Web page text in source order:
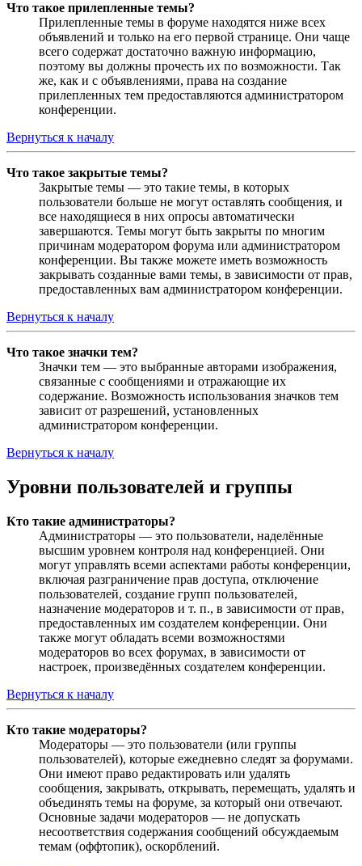
Что такое прилепленные темы?
Прилепленные темы в форуме находятся ниже всех
объявлений и только на его первой странице. Они чаще
всего содержат достаточно важную информацию,
поэтому вы должны прочесть их по возможности. Так
же, как и с объявлениями, права на создание
прилепленных тем предоставляются администратором
конференции.
Вернуться к началу
Что такое закрытые темы?
Закрытые темы — это такие темы, в которых
пользователи больше не могут оставлять сообщения, и
все находящиеся в них опросы автоматически
завершаются. Темы могут быть закрыты по многим
причинам модератором форума или администратором
конференции. Вы также можете иметь возможность
закрывать созданные вами темы, в зависимости от прав,
предоставленных вам администратором конференции.
Вернуться к началу
Что такое значки тем?
Значки тем — это выбранные авторами изображения,
связанные с сообщениями и отражающие их
содержание. Возможность использования значков тем
зависит от разрешений, установленных
администратором конференции.
Вернуться к началу
Уровни пользователей и группы
Кто такие администраторы?
Администраторы — это пользователи, наделённые
высшим уровнем контроля над конференцией. Они
могут управлять всеми аспектами работы конференции,
включая разграничение прав доступа, отключение
пользователей, создание групп пользователей,
назначение модераторов и т. п., в зависимости от прав,
предоставленных им создателем конференции. Они
также могут обладать всеми возможностями
модераторов во всех форумах, в зависимости от
настроек, произведённых создателем конференции.
Вернуться к началу
Кто такие модераторы?
Модераторы — это пользователи (или группы
пользователей), которые ежедневно следят за форумами.
Они имеют право редактировать или удалять
сообщения, закрывать, открывать, перемещать, удалять и
объединять темы на форуме, за который они отвечают.
Основные задачи модераторов — не допускать
несоответствия содержания сообщений обсуждаемым
темам (оффтопик), оскорблений.